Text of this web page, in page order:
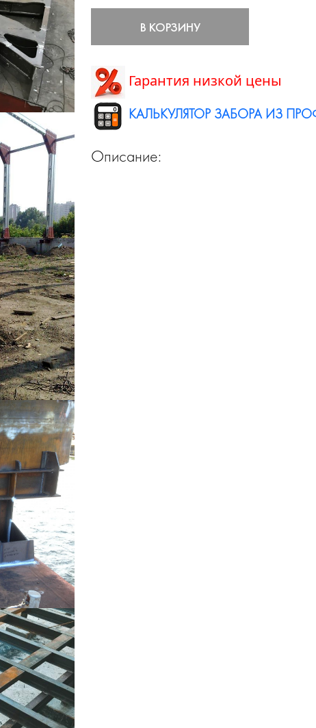
В КОРЗИНУ
Гарантия низкой цены
КАЛЬКУЛЯТОР ЗАБОРА ИЗ
Описание: